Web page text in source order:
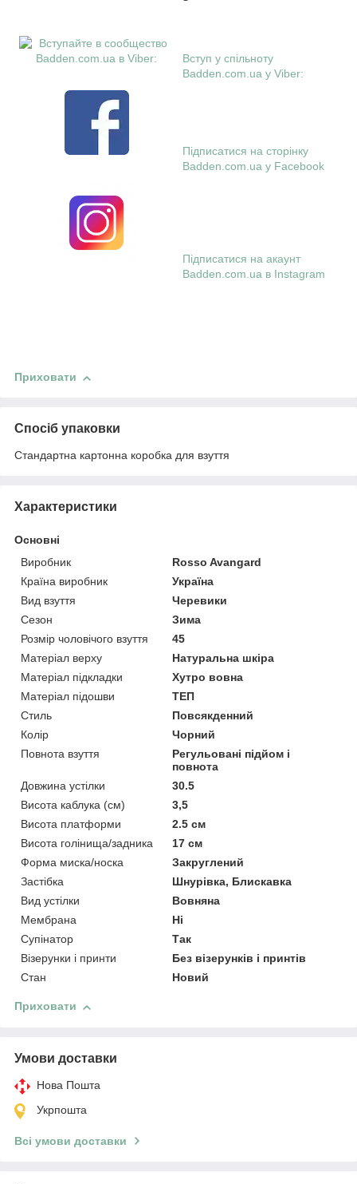
Вступ у спільноту
Badden.com.ua у Viber:
Підписатися на сторінку
Badden.com.ua у Facebook
Підписатися на акаунт
Badden.com.ua в Instagram
Приховати
Спосіб упаковки
Стандартна картонна коробка для взуття
Характеристики
Основні
Виробник
Rosso Avangard
Країна виробник
Україна
Вид взуття
Черевики
Сезон
Зима
Розмір чоловічого взуття
45
Матеріал верху
Натуральна шкіра
Матеріал підкладки
Хутро вовна
Матеріал підошви
ТЕП
Стиль
Повсякденний
Колір
Чорний
Повнота взуття
Регульовані підйом і
повнота
Довжина устілки
30.5
Висота каблука (см)
3,5
Висота платформи
2.5 см
Висота голінища/задника
17 см
Форма миска/носка
Закруглений
Застібка
Шнурівка, Блискавка
Вид устілки
Вовняна
Мембрана
Ні
Супінатор
Так
Візерунки і принти
Без візерунків і принтів
Стан
Новий
Приховати
Умови доставки
Нова Пошта
Укрпошта
Всі умови доставки